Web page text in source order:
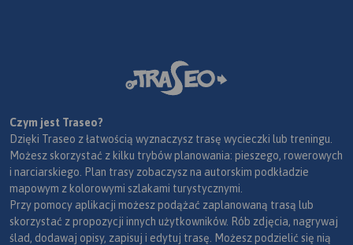
Czym jest Traseo?
Dzięki Traseo z łatwością wyznaczysz trasę wycieczki lub treningu.
Możesz skorzystać z kilku trybów planowania: pieszego, rowerowych
i narciarskiego. Plan trasy zobaczysz na autorskim podkładzie
mapowym z kolorowymi szlakami turystycznymi.
Przy pomocy aplikacji możesz podążać zaplanowaną trasą lub
skorzystać z propozycji innych użytkowników. Rób zdjęcia, nagrywaj
ślad, dodawaj opisy, zapisuj i edytuj trasę. Możesz podzielić się nią